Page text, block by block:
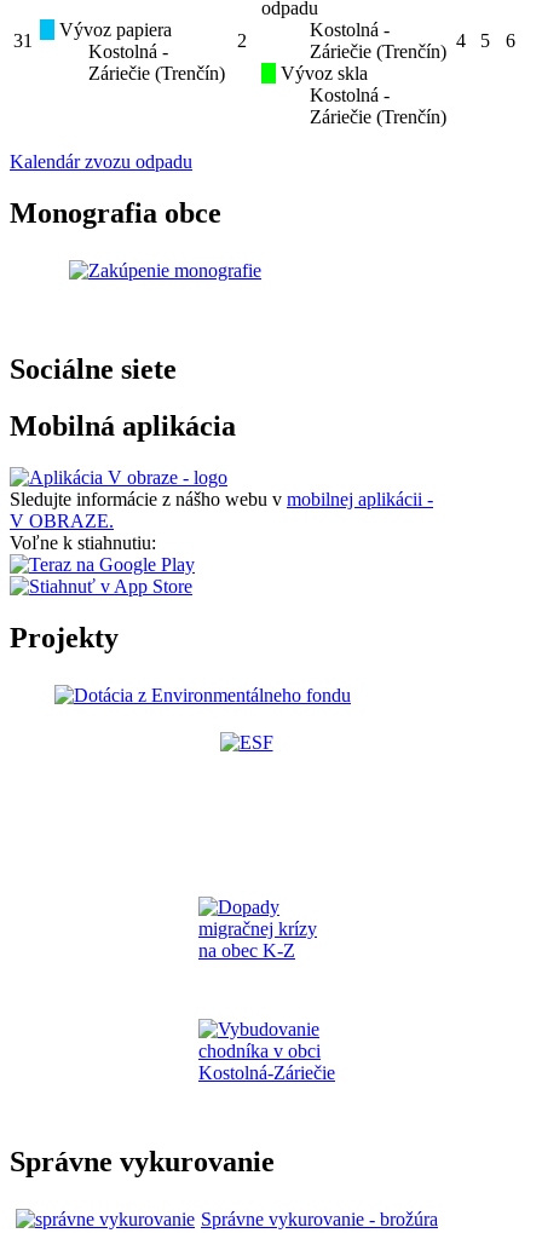
31
Vývoz papiera
Kostolná -
Záriečie (Trenčín)
2
odpadu
Kostolná -
Záriečie (Trenčín)
Vývoz skla
Kostolná -
Záriečie (Trenčín)
4 5 6
Kalendár zvozu odpadu
Monografia obce
Sociálne siete
Mobilná aplikácia
Sledujte informácie z nášho webu v mobilnej aplikácii -
V OBRAZE.
Voľne k stiahnutiu:
Projekty
Správne vykurovanie
Správne vykurovanie - brožúra